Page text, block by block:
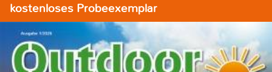
kostenloses Probeexemplar